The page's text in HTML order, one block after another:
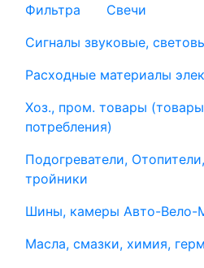
Фильтра
Свечи
Сигналы звуковые,
Расходные материалы
Хоз., пром. товары
потребления)
Подогреватели,
тройники
Шины, камеры Авто-Вело-
Масла, смазки, химия,